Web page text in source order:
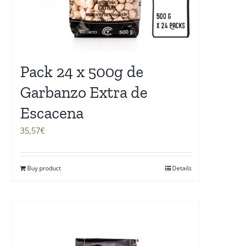
Pack 24 x 500g de
Garbanzo Extra de
Escacena
35,57€
Buy product Details